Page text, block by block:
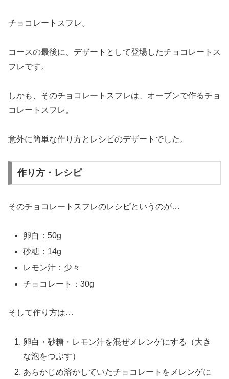
チョコレートスフレ。
コースの最後に、デザートとして登場したチョコレートス
フレです。
しかも、そのチョコレートスフレは、オーブンで作るチョ
コレートスフレ。
意外に簡単な作り方とレシピのデザートでした。
作り方・レシピ
そのチョコレートスフレのレシピというのが…
卵白：50g
砂糖：14g
レモン汁：少々
チョコレート：30g
そして作り方は…
卵白・砂糖・レモン汁を混ぜメレンゲにする（大き
な泡をつぶす）
あらかじめ溶かしていたチョコレートをメレンゲに